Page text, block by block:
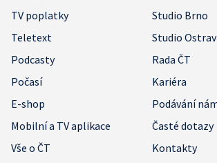
TV poplatky
Studio Brno
Teletext
Studio
Podcasty
Rada ČT
Počasí
Kariéra
E-shop
Podávání
Mobilní a TV aplikace
Časté dotazy
Vše o ČT
Kontakty